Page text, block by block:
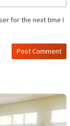
for the next time I